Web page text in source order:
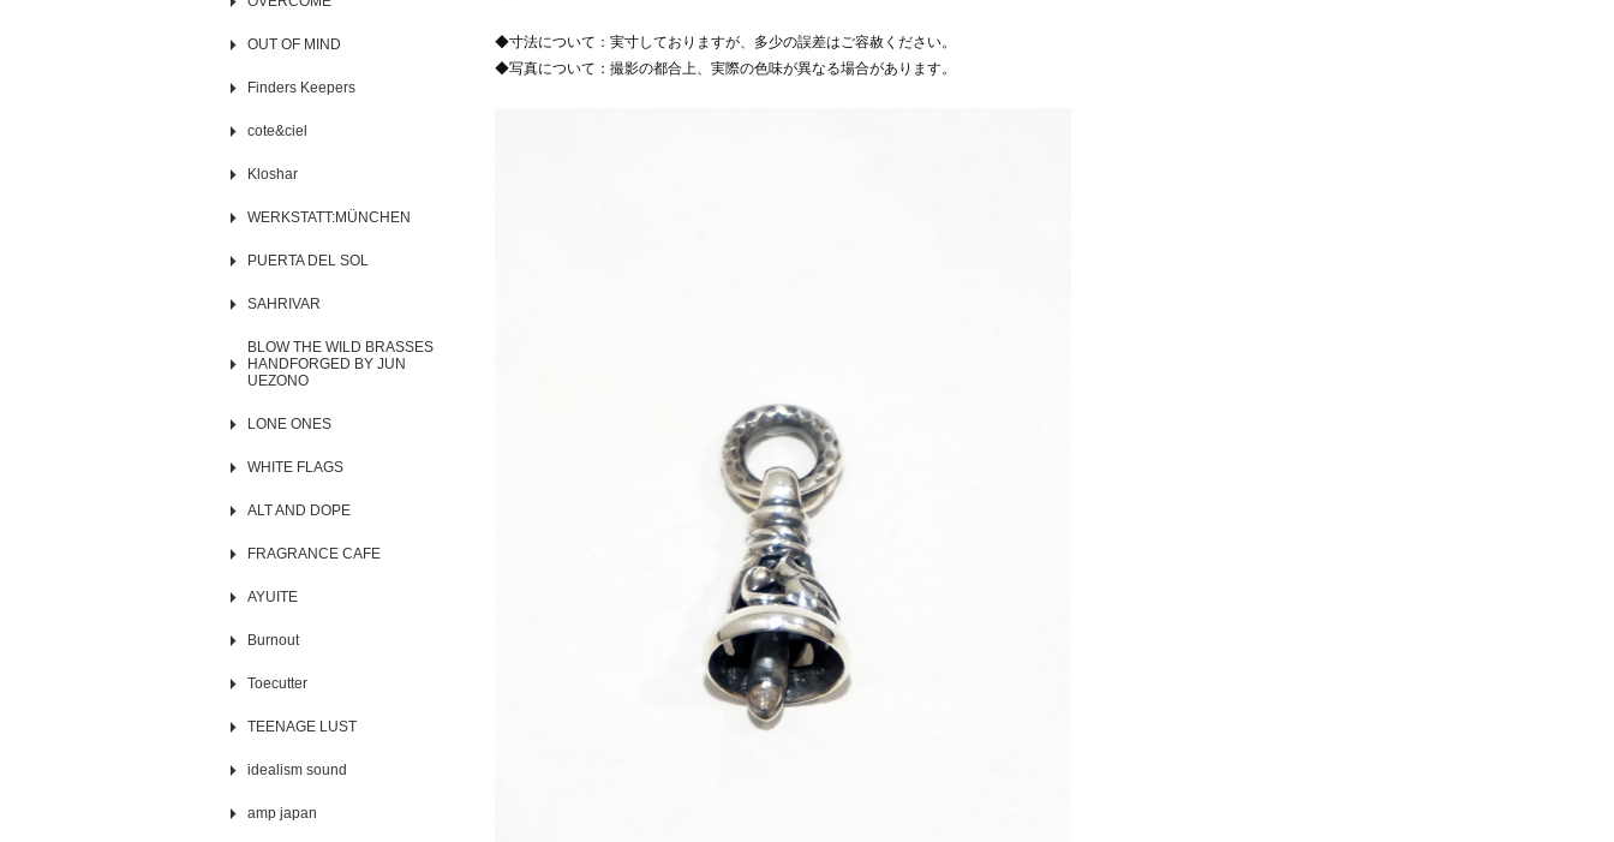
◆寸法について：実寸しておりますが、多少の誤差はご容赦ください。
◆写真について：撮影の都合上、実際の色味が異なる場合があります。
OUT OF MIND
Finders Keepers
cote&ciel
Kloshar
WERKSTATT:MÜNCHEN
PUERTA DEL SOL
SAHRIVAR
BLOW THE WILD BRASSES
HANDFORGED BY JUN
UEZONO
LONE ONES
WHITE FLAGS
ALT AND DOPE
FRAGRANCE CAFE
AYUITE
Burnout
Toecutter
TEENAGE LUST
idealism sound
amp japan